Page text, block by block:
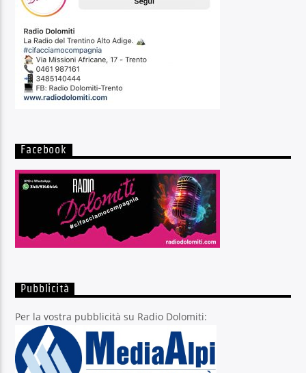
Facebook
Pubblicità
Per la vostra pubblicità su Radio Dolomiti: